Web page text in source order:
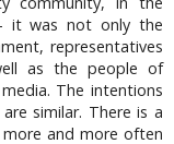
it was not only the
representatives
as the people of
The intentions
similar. There is a
and more often